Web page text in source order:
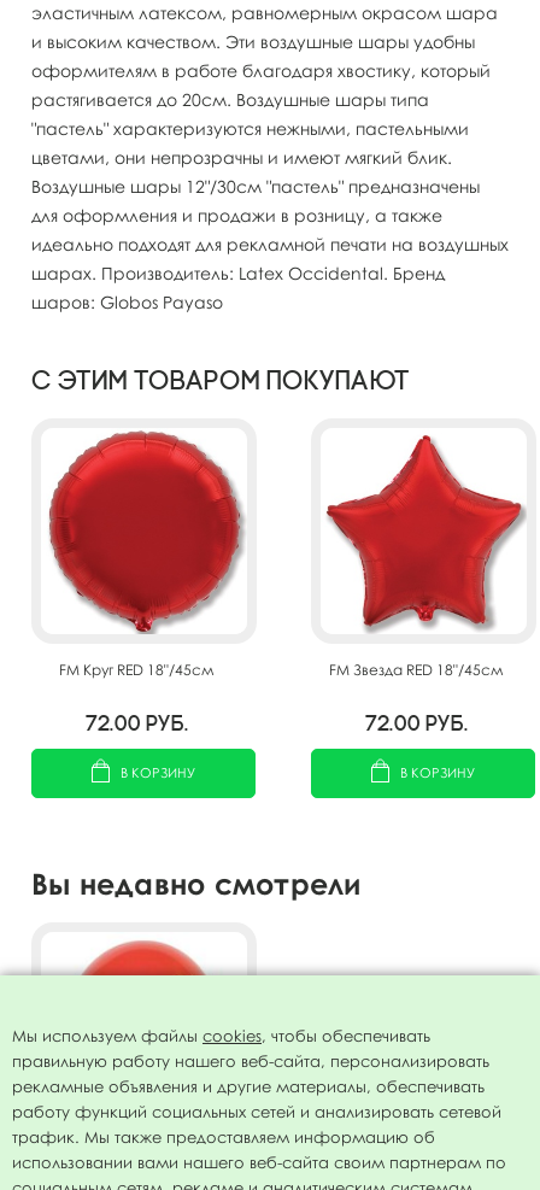
эластичным латексом, равномерным окрасом шара
и высоким качеством. Эти воздушные шары удобны
оформителям в работе благодаря хвостику, который
растягивается до 20см. Воздушные шары типа
"пастель" характеризуются нежными, пастельными
цветами, они непрозрачны и имеют мягкий блик.
Воздушные шары 12"/30см "пастель" предназначены
для оформления и продажи в розницу, а также
идеально подходят для рекламной печати на воздушных
шарах. Производитель: Latex Occidental. Бренд
шаров: Globos Payaso
С этим товаром покупают
FM Круг RED 18"/45см
72.00 руб.
В КОРЗИНУ
FM Звезда RED 18"/45см
72.00 руб.
В КОРЗИНУ
Вы недавно смотрели
Воздушный шар 12"/30см
Мы используем файлы cookies, чтобы обеспечивать
правильную работу нашего веб-сайта, персонализировать
рекламные объявления и другие материалы, обеспечивать
работу функций социальных сетей и анализировать сетевой
трафик. Мы также предоставляем информацию об
использовании вами нашего веб-сайта своим партнерам по